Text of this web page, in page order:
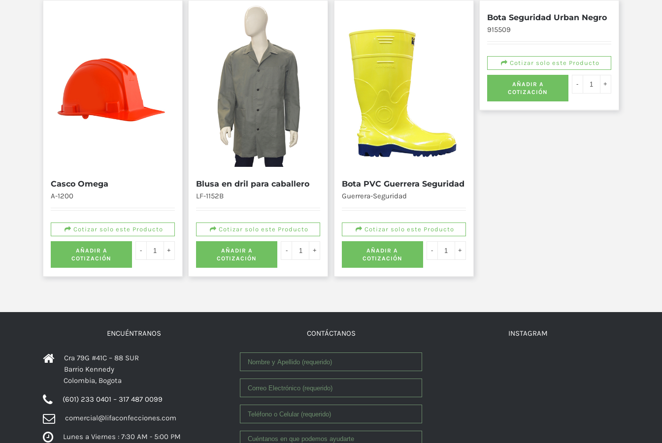
Casco Omega
A-1200
Cotizar solo este Producto
AÑADIR A
COTIZACIÓN
Blusa en dril para caballero
LF-1152B
Cotizar solo este Producto
AÑADIR A
COTIZACIÓN
Bota PVC Guerrera Seguridad
Guerrera-Seguridad
Cotizar solo este Producto
AÑADIR A
COTIZACIÓN
Bota Seguridad Urban Negro
915509
Cotizar solo este Producto
AÑADIR A
COTIZACIÓN
ENCUÉNTRANOS
Cra 79G #41C – 88 SUR
Barrio Kennedy
Colombia, Bogota
(601) 233 0401 – 317 487 0099
comercial@lifaconfecciones.com
Lunes a Viernes : 7:30 AM - 5:00 PM
CONTÁCTANOS INSTAGRAM